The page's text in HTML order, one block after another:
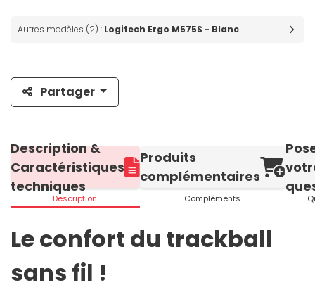
Autres modèles (2) : Logitech Ergo M575S - Blanc
Partager
Description &
Caractéristiques
techniques
Description
Produits
complémentaires
Compléments
Le confort du trackball
sans fil !